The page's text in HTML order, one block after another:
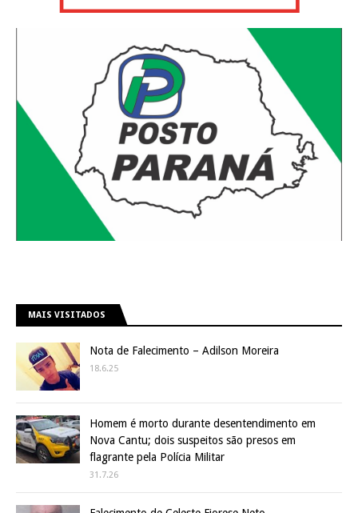
MAIS VISITADOS
Nota de Falecimento – Adilson Moreira
18.6.25
Homem é morto durante desentendimento em
Nova Cantu; dois suspeitos são presos em
flagrante pela Polícia Militar
31.7.26